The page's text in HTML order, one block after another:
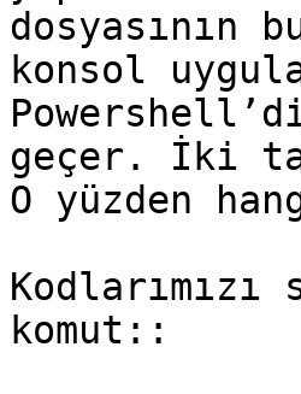
dosyasının
konsol
geçer. İki
O yüzden
Kodlarımızı
komut::